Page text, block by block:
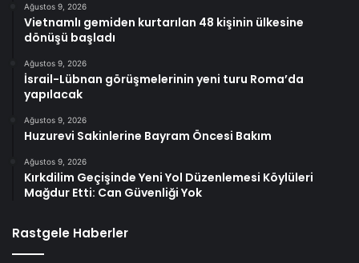
Ağustos 9, 2026
Vietnamlı gemiden kurtarılan 48 kişinin ülkesine
dönüşü başladı
Ağustos 9, 2026
İsrail-Lübnan görüşmelerinin yeni turu Roma’da
yapılacak
Ağustos 9, 2026
Huzurevi Sakinlerine Bayram Öncesi Bakım
Ağustos 9, 2026
Kırkdilim Geçişinde Yeni Yol Düzenlemesi Köylüleri
Mağdur Etti: Can Güvenliği Yok
Rastgele Haberler